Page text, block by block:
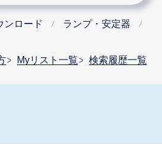
ンロード ランプ・安定器
Myリスト一覧 検索履歴一覧